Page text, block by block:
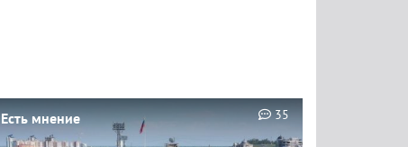
Есть мнение 35